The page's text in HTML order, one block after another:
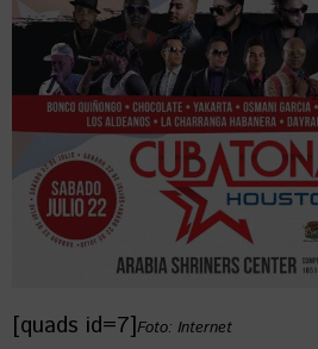
[quads id=7]Foto: Internet